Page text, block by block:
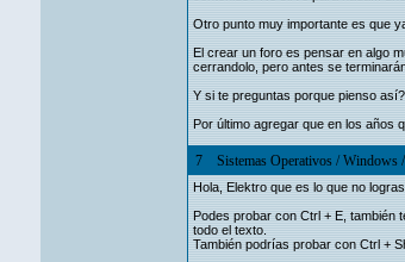
Otro punto muy importante es que
El crear un foro es pensar en algo
cerrandolo, pero antes se
Y si te preguntas porque pienso
Por último agregar que en los años
7 Sistemas Operativos /Windows /
Hola, Elektro que es lo que no
Podes probar con Ctrl + E, también
todo el texto.
También podrías probar con Ctrl +